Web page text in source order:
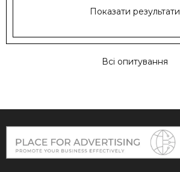
Показати результати
Всі опитування